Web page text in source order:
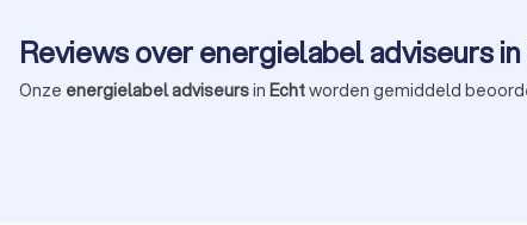
Reviews over energielabel adviseurs
Onze energielabel adviseursin Echtworden gemiddeld